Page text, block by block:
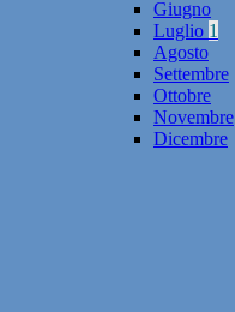
Giugno
Luglio 1
Agosto
Settembre
Ottobre
Novembre
Dicembre